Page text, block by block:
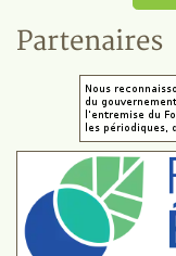
Partenaires